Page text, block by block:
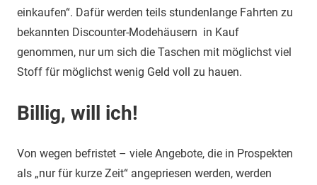
einkaufen“. Dafür werden teils stundenlange Fahrten zu
bekannten Discounter-Modehäusern in Kauf
genommen, nur um sich die Taschen mit möglichst viel
Stoff für möglichst wenig Geld voll zu hauen.
Billig, will ich!
Von wegen befristet – viele Angebote, die in Prospekten
als „nur für kurze Zeit“ angepriesen werden, werden